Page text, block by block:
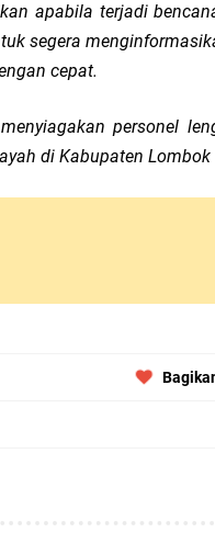
apabila terjadi
segera
cepat.
personel
di Kabupaten